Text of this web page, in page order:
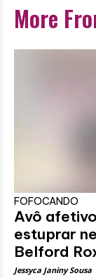
More
FOFOCANDO
Avô
estuprar
Belford
Jessyca Janiny Sousa